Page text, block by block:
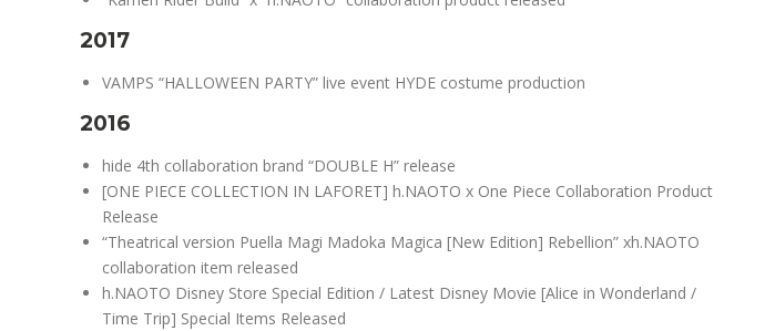
2017
VAMPS “HALLOWEEN PARTY” live event HYDE costume production
2016
hide 4th collaboration brand “DOUBLE H” release
[ONE PIECE COLLECTION IN LAFORET] h.NAOTO x One Piece Collaboration Product
Release
“Theatrical version Puella Magi Madoka Magica [New Edition] Rebellion” xh.NAOTO
collaboration item released
h.NAOTO Disney Store Special Edition / Latest Disney Movie [Alice in Wonderland /
Time Trip] Special Items Released